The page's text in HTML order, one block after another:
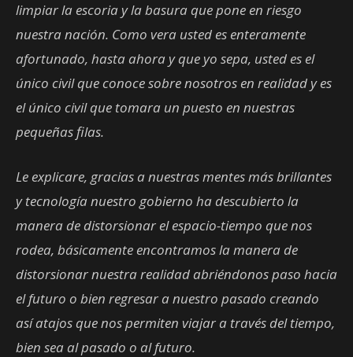
limpiar la escoria y la basura que pone en riesgo
nuestra nación. Como vera usted es enteramente
afortunado, hasta ahora y que yo sepa, usted es el
único civil que conoce sobre nosotros en realidad y es
el único civil que tomara un puesto en nuestras
pequeñas filas.
Le explicare, gracias a nuestras mentes más brillantes
y tecnología nuestro gobierno ha descubierto la
manera de distorsionar el espacio-tiempo que nos
rodea, básicamente encontramos la manera de
distorsionar nuestra realidad abriéndonos paso hacia
el futuro o bien regresar a nuestro pasado creando
así atajos que nos permiten viajar a través del tiempo,
bien sea al pasado o al futuro.